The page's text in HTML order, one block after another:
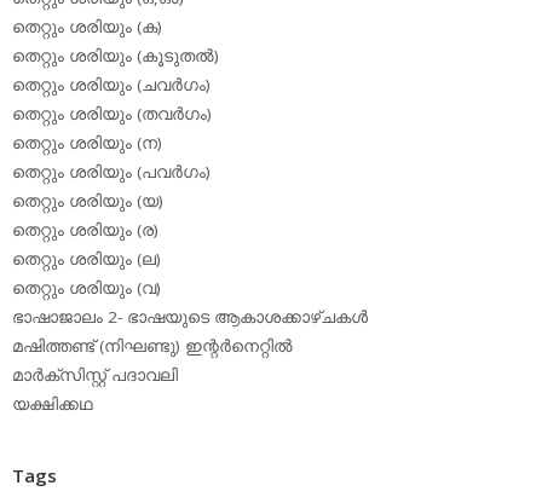
തെറ്റും ശരിയും (ക)
തെറ്റും ശരിയും (കൂടുതല്‍)
തെറ്റും ശരിയും (ചവര്‍ഗം)
തെറ്റും ശരിയും (തവര്‍ഗം)
തെറ്റും ശരിയും (ന)
തെറ്റും ശരിയും (പവര്‍ഗം)
തെറ്റും ശരിയും (യ)
തെറ്റും ശരിയും (ര)
തെറ്റും ശരിയും (ല)
തെറ്റും ശരിയും (വ)
ഭാഷാജാലം 2- ഭാഷയുടെ ആകാശക്കാഴ്ചകള്‍
മഷിത്തണ്ട് (നിഘണ്ടു) ഇന്റര്‍നെറ്റില്‍
മാര്‍ക്‌സിസ്റ്റ് പദാവലി
യക്ഷിക്കഥ
Tags